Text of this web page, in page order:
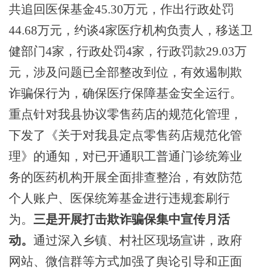
共追回医保基金45.30万元，作出行政处罚
44.68万元，约谈4家医疗机构负责人，移送卫
健部门4家，行政处罚4家，行政罚款29.03万
元，涉及问题已全部整改到位，有效遏制欺
诈骗保行为，确保医疗保障基金安全运行。
重点针对我县协议零售药店的规范化管理，
下发了《关于对我县定点零售药店规范化管
理》的通知，对已开通职工普通门诊统筹业
务的医药机构开展全面排查整治，有效防范
个人账户、医保统筹基金进行违规套刷行
为。 三是开展打击欺诈骗保集中宣传月活
动。 通过深入乡镇、村社区现场宣讲，政府
网站、微信群等方式加强了舆论引导和正面